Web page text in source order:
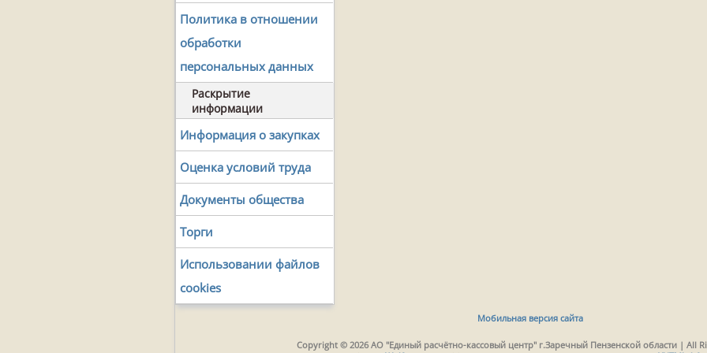
Политика в отношении
обработки
персональных данных
Раскрытие
информации
Информация о закупках
Оценка условий труда
Документы общества
Торги
Использовании файлов
cookies
Мобильная версия сайта
Copyright © 2026 АО "Единый расчётно-кассовый центр" г.Заречный Пензенской области | All